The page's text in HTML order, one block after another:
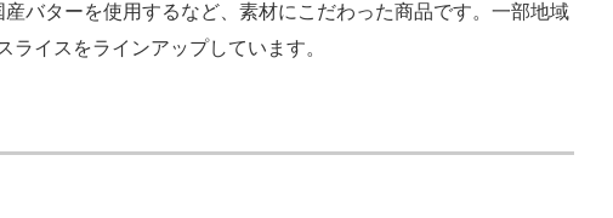
バターを使用するなど、素材にこだわった商品です。一部地域
イスをラインアップしています。